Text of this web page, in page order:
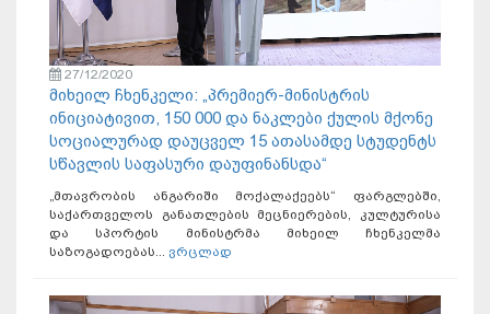
27/12/2020
მიხეილ ჩხენკელი: „პრემიერ-მინისტრის
ინიციატივით, 150 000 და ნაკლები ქულის მქონე
სოციალურად დაუცველ 15 ათასამდე სტუდენტს
სწავლის საფასური დაუფინანსდა“
„მთავრობის ანგარიში მოქალაქეებს“ ფარგლებში,
საქართველოს განათლების მეცნიერების, კულტურისა
და სპორტის მინისტრმა მიხეილ ჩხენკელმა
საზოგადოებას... ვრცლად